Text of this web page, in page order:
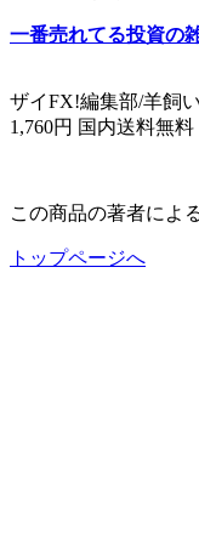
一番売れてる投資の
ザイFX!編集部/羊飼
1,760円 国内送料無料
この商品の著者によ
トップページへ